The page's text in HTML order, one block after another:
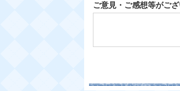
ご意見・ご感想等がご